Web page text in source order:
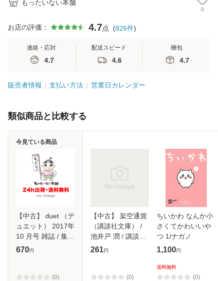
もったいない本舗
0
お店の評価： 4.7点 (826件)
連絡・応対
4.7
配送スピード
4.6
梱包
4.7
販売者情報 支払い方法 営業日カレンダー
類似商品と比較する
【中古】 duet （デ
ュエット） 2017年
10 月号 雑誌 / 集英
社 [雑誌]【メール
670円
(0)
今見ている商品
【中古】 架空通貨
（講談社文庫） /
池井戸 潤 / 講談社
[文庫]【メール便送
261円
(0)
ちいかわ なんか小
さくてかわいいや
つ 1/ナガノ
1,100円
送料無料
(0)